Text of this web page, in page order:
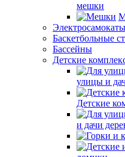
мешки
Электросамокаты
Баскетбольные
Бассейны
Детские
улицы и
Детские
и дачи